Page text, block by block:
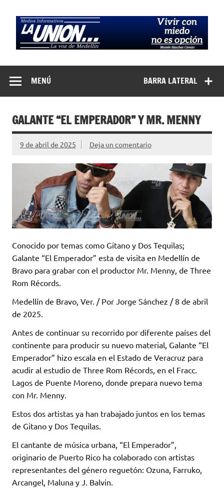
contenido
Medios
Informativos La
Unión…
BARRA LATERAL
MENÚ
GALANTE “EL EMPERADOR” Y MR. MENNY
9 de abril de 2025 Deja un comentario
Conocido por temas como Gitano y Dos Tequilas;
Galante “El Emperador” esta de visita en Medellín de
Bravo para grabar con el productor Mr. Menny, de Three
Rom Récords.
Medellín de Bravo, Ver. / Por Jorge Sánchez / 8 de abril
de 2025.
Antes de continuar su recorrido por diferente países del
continente para producir su nuevo material, Galante “El
Emperador” hizo escala en el Estado de Veracruz para
acudir al estudio de Three Rom Récords, en el Fracc.
Lagos de Puente Moreno, donde prepara nuevo tema
con Mr. Menny.
Estos dos artistas ya han trabajado juntos en los temas
de Gitano y Dos Tequilas.
El cantante de música urbana, “El Emperador”,
originario de Puerto Rico ha colaborado con artistas
representantes del género reguetón: Ozuna, Farruko,
Arcangel, Maluna y J. Balvin.